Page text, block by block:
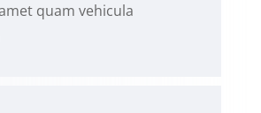
quam vehicula